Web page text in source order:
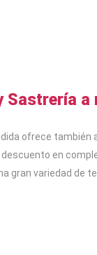
Sastrería a
ofrece
en
gran variedad de